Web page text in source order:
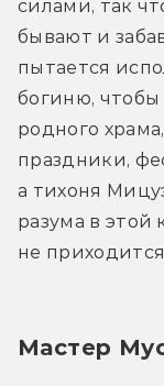
силами, так
бывают и
пытается
богиню, чтобы
родного
праздники,
а тихоня
разума в этой
не
Мастер